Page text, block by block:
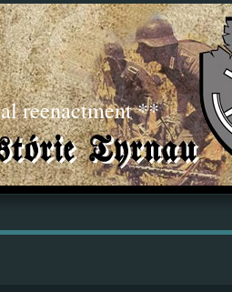
reenactment **